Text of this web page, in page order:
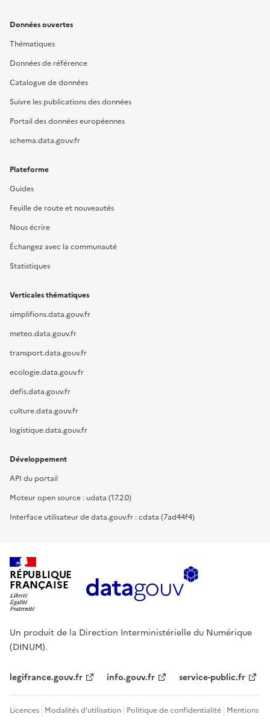
Données ouvertes
Thématiques
Données de référence
Catalogue de données
Suivre les publications des données
Portail des données européennes
schema.data.gouv.fr
Plateforme
Guides
Feuille de route et nouveautés
Nous écrire
Échangez avec la communauté
Statistiques
Verticales thématiques
simplifions.data.gouv.fr
meteo.data.gouv.fr
transport.data.gouv.fr
ecologie.data.gouv.fr
defis.data.gouv.fr
culture.data.gouv.fr
logistique.data.gouv.fr
Développement
API du portail
Moteur open source : udata (17.2.0)
Interface utilisateur de data.gouv.fr : cdata (7ad44f4)
RÉPUBLIQUE
FRANÇAISE
Un produit de la Direction Interministérielle du Numérique
(DINUM).
legifrance.gouv.fr info.gouv.fr service-public.fr
Licences Modalités d'utilisation Politique de confidentialité Mentions